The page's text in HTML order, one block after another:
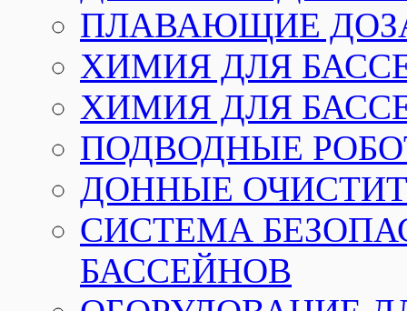
ПЛАВАЮЩИЕ
ХИМИЯ ДЛЯ
ХИМИЯ ДЛЯ
ПОДВОДНЫЕ
ДОННЫЕ
СИСТЕМА
БАССЕЙНОВ